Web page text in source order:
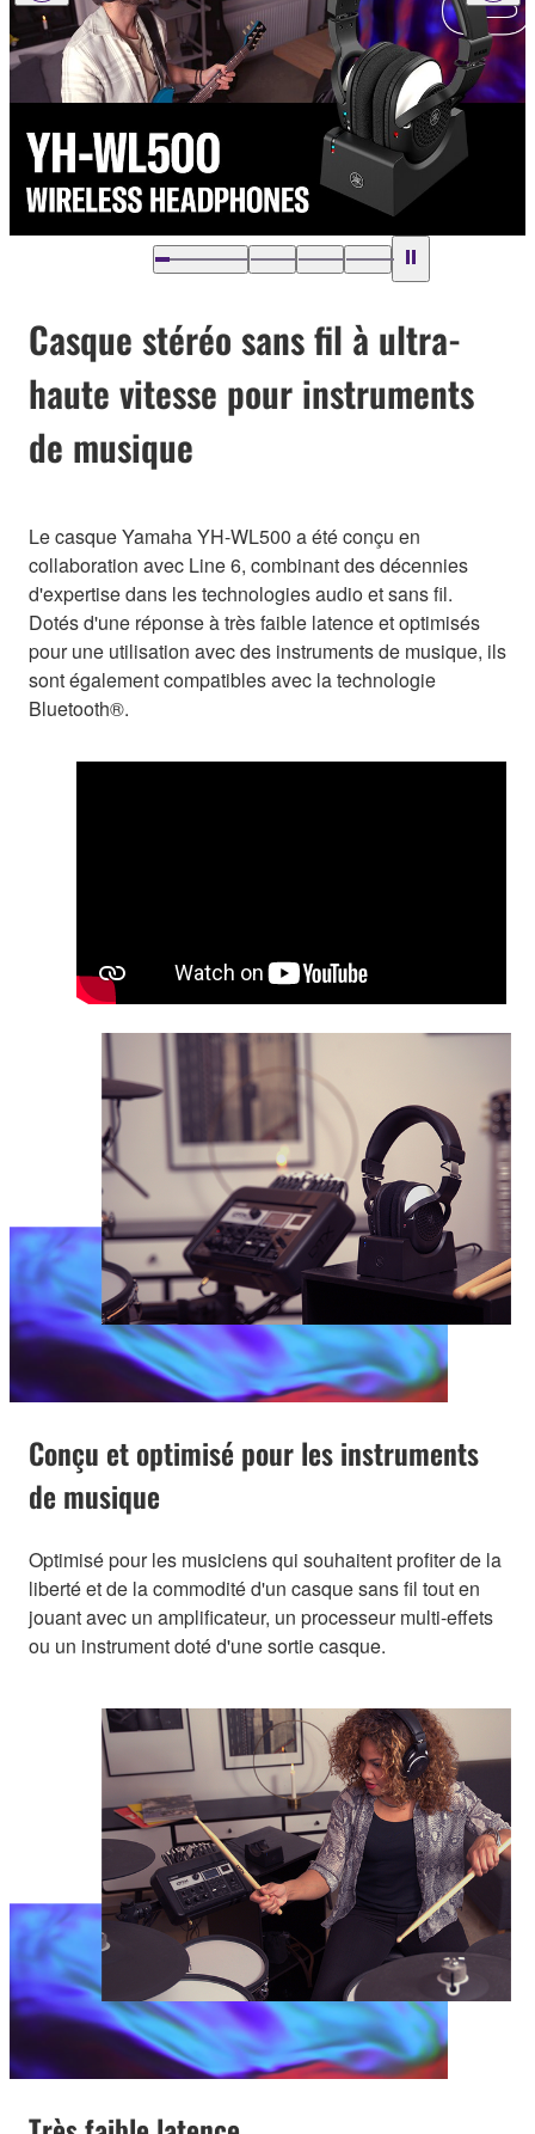
Casque stéréo sans fil à ultra-
haute vitesse pour instruments
de musique
Le casque Yamaha YH-WL500 a été conçu en
collaboration avec Line 6, combinant des décennies
d'expertise dans les technologies audio et sans fil.
Dotés d'une réponse à très faible latence et optimisés
pour une utilisation avec des instruments de musique, ils
sont également compatibles avec la technologie
Bluetooth®.
Conçu et optimisé pour les instruments
de musique
Optimisé pour les musiciens qui souhaitent profiter de la
liberté et de la commodité d'un casque sans fil tout en
jouant avec un amplificateur, un processeur multi-effets
ou un instrument doté d'une sortie casque.